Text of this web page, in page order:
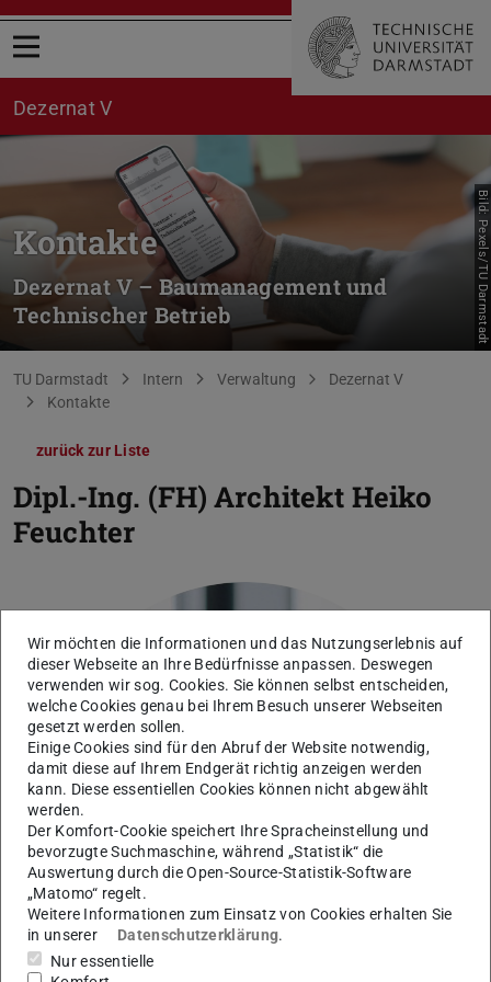
Menü öffnen
Dezernat V
Kontakte
Dezernat V – Baumanagement und
Technischer Betrieb
Bild: Pexels/TU Darmstadt
Sie befinden sich hier:
TU Darmstadt Intern Verwaltung
Dezernat V
Kontakte
zurück zur Liste
Dipl.-Ing. (FH) Architekt Heiko
Feuchter
Wir möchten die Informationen und das Nutzungserlebnis auf
dieser Webseite an Ihre Bedürfnisse anpassen. Deswegen
verwenden wir sog. Cookies. Sie können selbst entscheiden,
welche Cookies genau bei Ihrem Besuch unserer Webseiten
gesetzt werden sollen.
Einige Cookies sind für den Abruf der Website notwendig,
damit diese auf Ihrem Endgerät richtig anzeigen werden
kann. Diese essentiellen Cookies können nicht abgewählt
werden.
Der Komfort-Cookie speichert Ihre Spracheinstellung und
bevorzugte Suchmaschine, während „Statistik“ die
Auswertung durch die Open-Source-Statistik-Software
„Matomo“ regelt.
Weitere Informationen zum Einsatz von Cookies erhalten Sie
in unserer
Datenschutzerklärung.
Nur essentielle